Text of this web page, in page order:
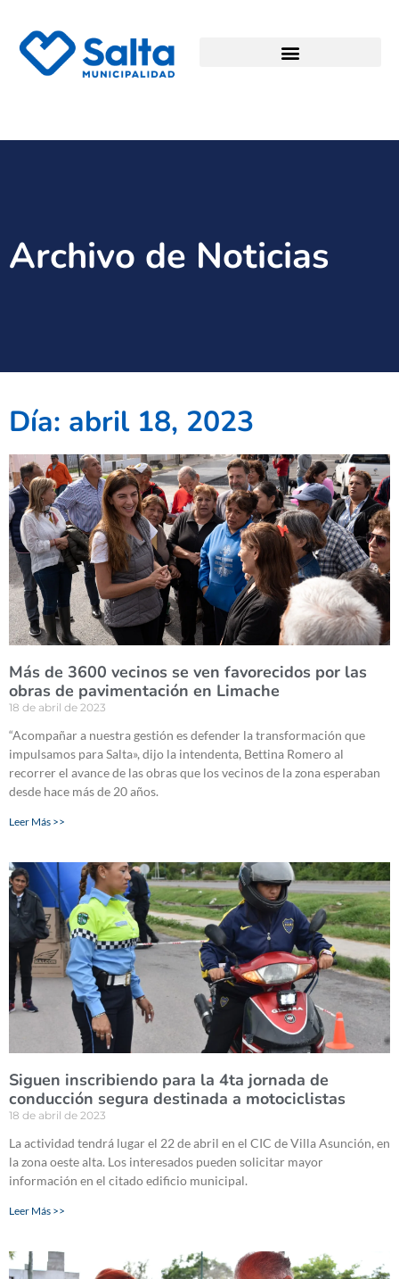
Archivo de Noticias
Día: abril 18, 2023
Más de 3600 vecinos se ven favorecidos por las
obras de pavimentación en Limache
18 de abril de 2023
“Acompañar a nuestra gestión es defender la transformación que
impulsamos para Salta», dijo la intendenta, Bettina Romero al
recorrer el avance de las obras que los vecinos de la zona esperaban
desde hace más de 20 años.
Leer Más >>
Siguen inscribiendo para la 4ta jornada de
conducción segura destinada a motociclistas
18 de abril de 2023
La actividad tendrá lugar el 22 de abril en el CIC de Villa Asunción, en
la zona oeste alta. Los interesados pueden solicitar mayor
información en el citado edificio municipal.
Leer Más >>